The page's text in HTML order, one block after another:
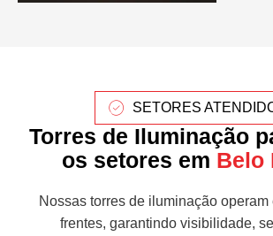
SETORES
Torres de Iluminação
os setores em Belo
Nossas torres de iluminação operam
frentes, garantindo visibilidade,